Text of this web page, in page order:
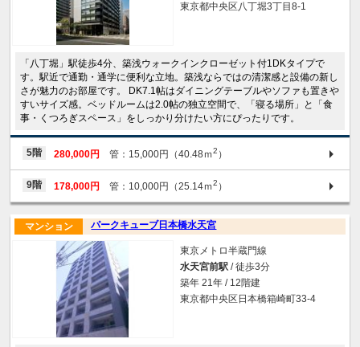
東京都中央区八丁堀3丁目8-1
「八丁堀」駅徒歩4分、築浅ウォークインクローゼット付1DKタイプで
す。駅近で通勤・通学に便利な立地。築浅ならではの清潔感と設備の新し
さが魅力のお部屋です。 DK7.1帖はダイニングテーブルやソファも置きや
すいサイズ感。ベッドルームは2.0帖の独立空間で、「寝る場所」と「食
事・くつろぎスペース」をしっかり分けたい方にぴったりです。
5階 280,000円 管：15,000円（40.48ｍ2 ）
9階 178,000円 管：10,000円（25.14ｍ2 ）
パークキューブ日本橋水天宮
マンション
東京メトロ半蔵門線
水天宮前駅 / 徒歩3分
築年 21年 / 12階建
東京都中央区日本橋箱崎町33-4